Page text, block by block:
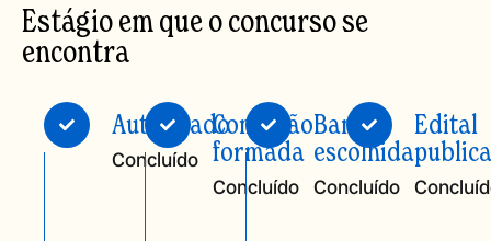
Estágio em que o concurso se
encontra
Autorizado
Concluído
Comissão
formada
Concluído
Banca
escolhida
Concluído
Edital